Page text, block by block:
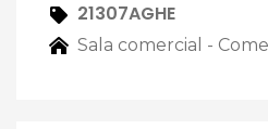
21307AGHE
Sala comercial -